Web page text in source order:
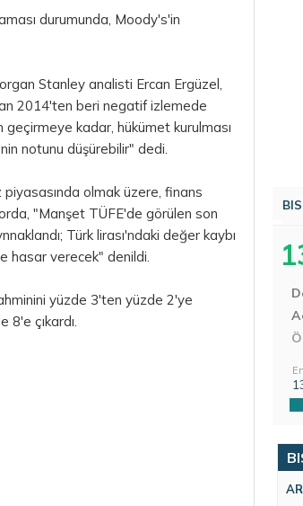
durumunda, Moody's'in
Stanley analisti Ercan Ergüzel,
2014'ten beri negatif izlemede
geçirmeye kadar, hükümet kurulması
notunu düşürebilir" dedi.
piyasasında olmak üzere, finans
"Manşet TÜFE'de görülen son
Türk lirası'ndaki değer kaybı
hasar verecek" denildi.
yüzde 3'ten yüzde 2'ye
çıkardı.